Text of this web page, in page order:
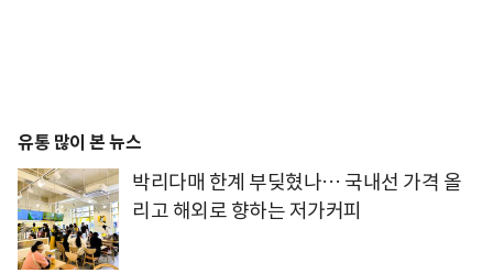
유통 많이 본 뉴스
박리다매 한계 부딪혔나… 국내선 가격 올
리고 해외로 향하는 저가커피